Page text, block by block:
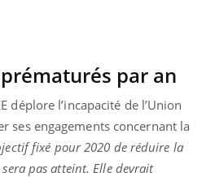
par an
déplore l’incapacité de l’Union
ses engagements concernant la
fixé pour 2020 de réduire la
pas atteint. Elle devrait